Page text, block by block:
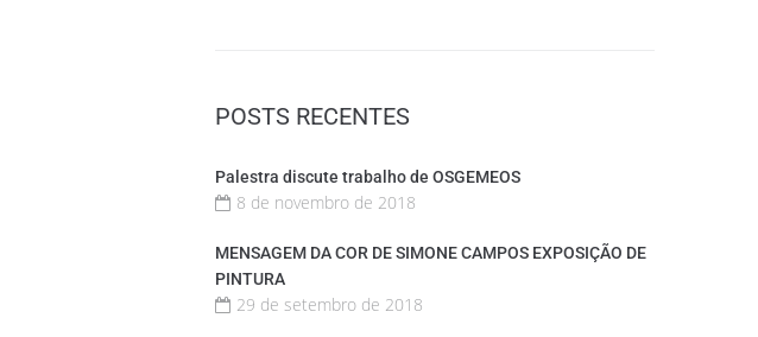
POSTS RECENTES
Palestra discute trabalho de OSGEMEOS
8 de novembro de 2018
MENSAGEM DA COR DE SIMONE CAMPOS EXPOSIÇÃO DE
PINTURA
29 de setembro de 2018